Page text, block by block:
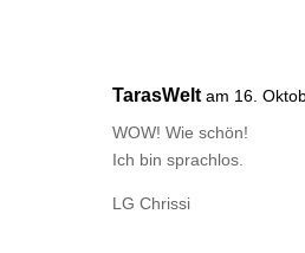
TarasWelt am 16.
WOW! Wie schön!
Ich bin sprachlos.
LG Chrissi